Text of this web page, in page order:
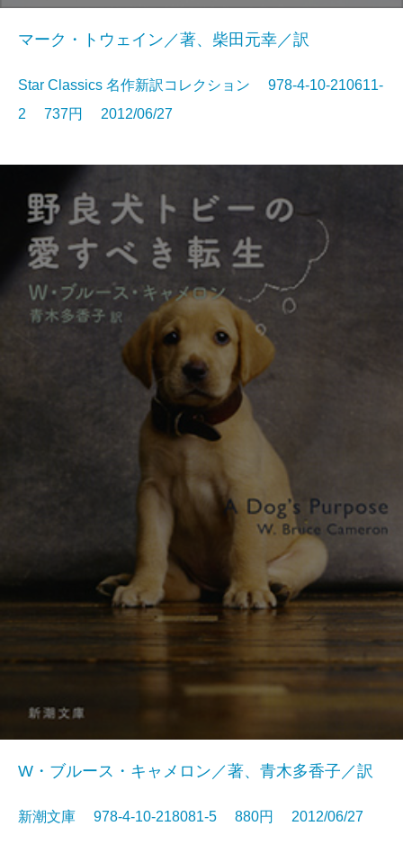
マーク・トウェイン／著、柴田元幸／訳
Star Classics 名作新訳コレクション 978-4-10-210611-
2 737円 2012/06/27
W・ブルース・キャメロン／著、青木多香子／訳
新潮文庫 978-4-10-218081-5 880円 2012/06/27